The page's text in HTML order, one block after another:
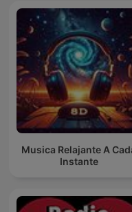
Musica Relajante A
Instante